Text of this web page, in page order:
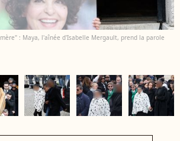
: Maya, l'aînée d'Isabelle Mergault, prend la parole